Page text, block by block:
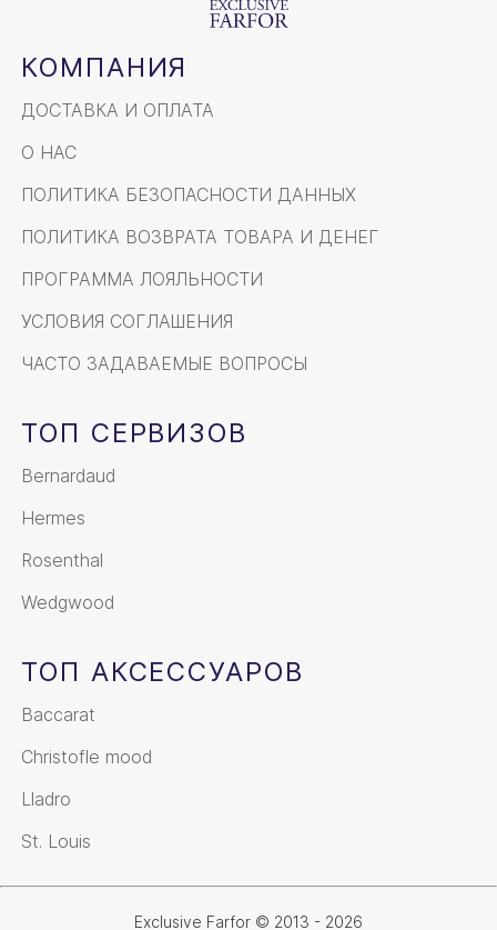
КОМПАНИЯ
ДОСТАВКА И ОПЛАТА
О НАС
ПОЛИТИКА БЕЗОПАСНОСТИ ДАННЫХ
ПОЛИТИКА ВОЗВРАТА ТОВАРА И ДЕНЕГ
ПРОГРАММА ЛОЯЛЬНОСТИ
УСЛОВИЯ СОГЛАШЕНИЯ
ЧАСТО ЗАДАВАЕМЫЕ ВОПРОСЫ
ТОП СЕРВИЗОВ
Bernardaud
Hermes
Rosenthal
Wedgwood
ТОП АКСЕССУАРОВ
Baccarat
Christofle mood
Lladro
St. Louis
Exclusive Farfor © 2013 - 2026